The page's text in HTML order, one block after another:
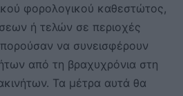
φορολογικού καθεστώτος,
ή τελών σε περιοχές
να συνεισφέρουν
από τη βραχυχρόνια στη
Τα μέτρα αυτά θα